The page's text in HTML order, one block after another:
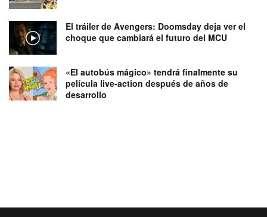
El tráiler de Avengers: Doomsday deja ver el
choque que cambiará el futuro del MCU
«El autobús mágico» tendrá finalmente su
película live-action después de años de
desarrollo